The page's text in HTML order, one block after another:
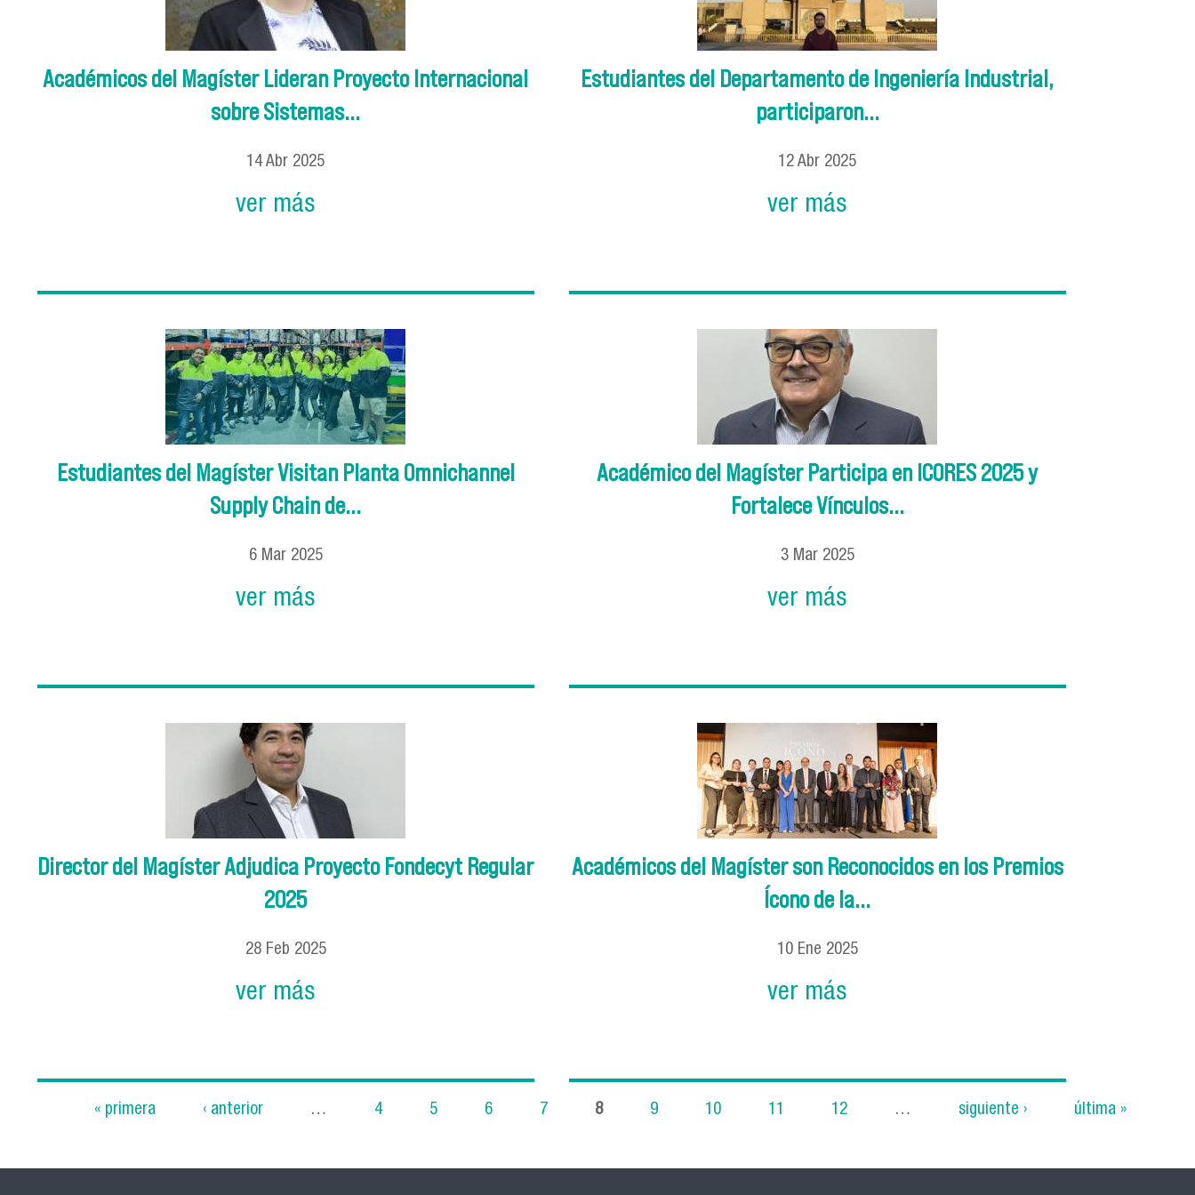
Académicos del Magíster Lideran Proyecto Internacional
sobre Sistemas...
14Abr 2025
ver más
Estudiantes del Departamento de Ingeniería Industrial,
participaron...
12 Abr 2025
ver más
Estudiantes del Magíster Visitan Planta Omnichannel
Supply Chain de...
6 Mar 2025
ver más
Académico del Magíster Participa en ICORES 2025 y
Fortalece Vínculos...
3 Mar 2025
ver más
Director del Magíster Adjudica Proyecto Fondecyt Regular
2025
28 Feb 2025
ver más
Académicos del Magíster son Reconocidos en los Premios
Ícono de la...
10 Ene 2025
ver más
« primera ‹ anterior … 4 5 6 7 8 9 10 11 12 … siguiente › última »